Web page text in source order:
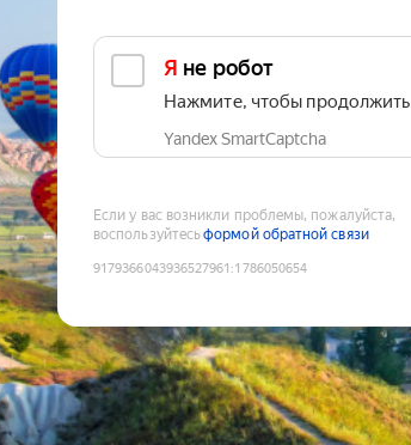
Я не робот
Нажмите, чтобы продолжить
Yandex SmartCaptcha
Если у вас возникли проблемы, пожалуйста,
воспользуйтесьформой обратной связи
9179366043936527961 :1786050654